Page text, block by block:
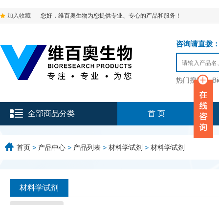
加入收藏 您好，维百奥生物为您提供专业、专心的产品和服务！
咨询请直拨
热门搜索：
全部商品分类 首 页
首页 > 产品中心 > 产品列表 > 材料学试剂 > 材料学试剂
材料学试剂